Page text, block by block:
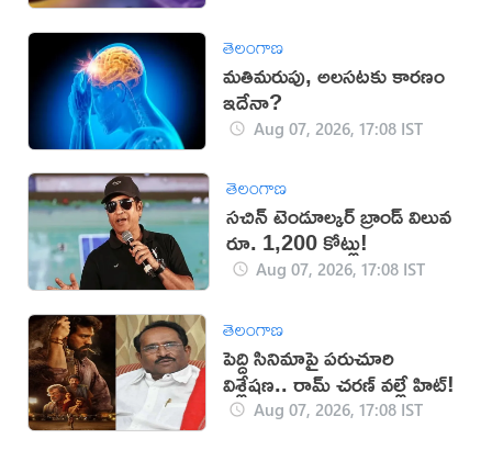
తెలంగాణ
మతిమరుపు, అలసటకు కారణం
ఇదేనా?
Aug 07, 2026, 17:08 IST
తెలంగాణ
సచిన్ టెండూల్కర్ బ్రాండ్ విలువ
రూ. 1,200 కోట్లు!
Aug 07, 2026, 17:08 IST
తెలంగాణ
పెద్ది సినిమాపై పరుచూరి
విశ్లేషణ.. రామ్ చరణ్ వల్లే హిట్!
Aug 07, 2026, 17:08 IST